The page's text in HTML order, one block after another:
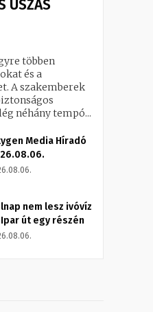
ÚSZÁS
többen
és a
A szakemberek
néhány tempó...
Media Híradó
nem lesz ivóvíz
Ipar út egy részén